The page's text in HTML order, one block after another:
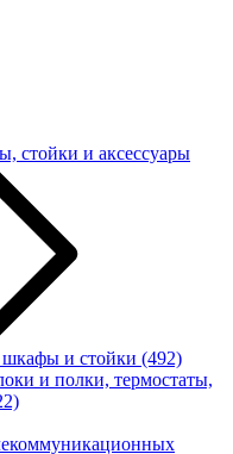
стойки и аксессуары
и стойки (492)
и полки, термостаты,